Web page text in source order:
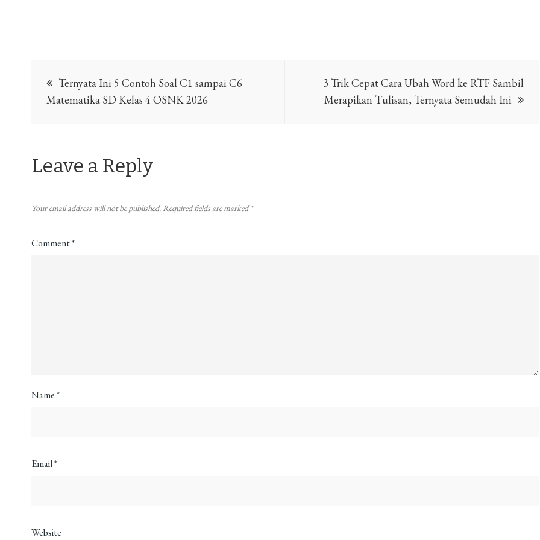
Post
navigation
Ternyata Ini 5 Contoh Soal C1 sampai C6
Matematika SD Kelas 4 OSNK 2026
3 Trik Cepat Cara Ubah Word ke RTF Sambil
Merapikan Tulisan, Ternyata Semudah Ini
Leave a Reply
Your email address will not be published. Required fields are marked*
Comment*
Name*
Email*
Website